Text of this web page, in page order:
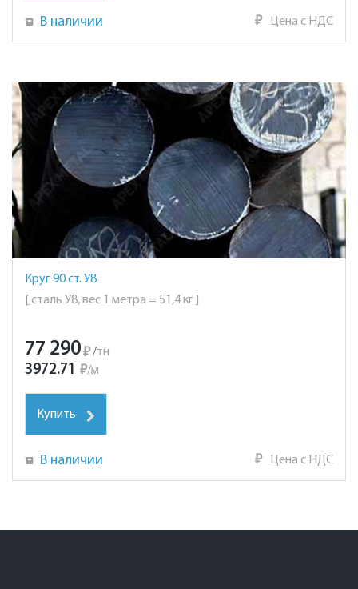
В наличии ₽ Цена с НДС
Круг 90 ст. У8
[ сталь У8, вес 1 метра = 51,4 кг ]
77 290₽ /тн
3972.71 ₽/м
Купить
В наличии ₽ Цена с НДС